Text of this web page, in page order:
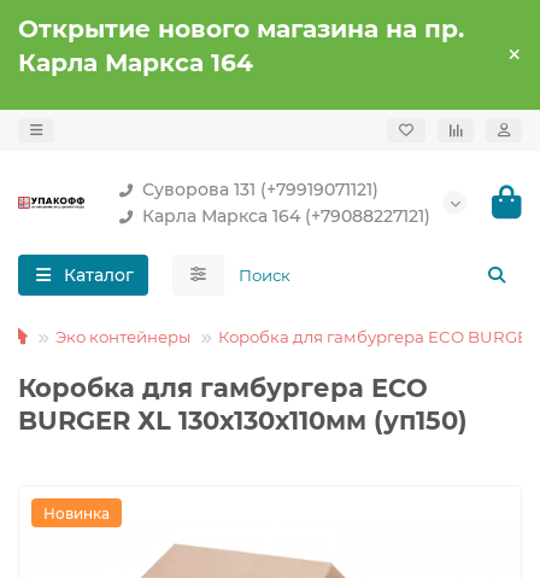
Открытие нового магазина на пр.
Карла Маркса 164
Суворова 131 (+79919071121)
Карла Маркса 164 (+79088227121)
Каталог
Эко контейнеры Коробка для гамбургера ECO BURGER
Коробка для гамбургера ECO
BURGER ХL 130х130х110мм (уп150)
Новинка